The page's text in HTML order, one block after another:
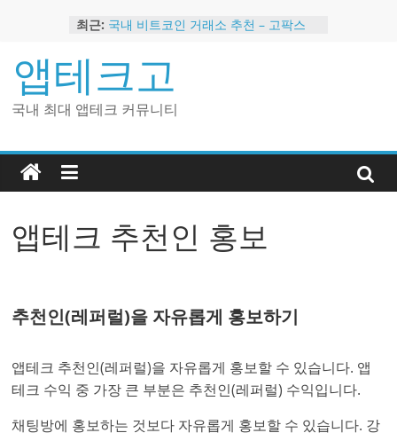
content
최근: 국내 비트코인 거래소 추천 – 고팍스
트
2024 강력히 추천하는 은행 멤버십 현
금 앱테크
해외 코인 거래소 추천 순위 BEST 2
앱테크고
국내 최대 앱테크 커뮤니티
앱테크 추천인 홍보
추천인(레퍼럴)을 자유롭게 홍보하기
앱테크 추천인(레퍼럴)을 자유롭게 홍보할 수 있습니다. 앱
테크 수익 중 가장 큰 부분은 추천인(레퍼럴) 수익입니다.
채팅방에 홍보하는 것보다 자유롭게 홍보할 수 있습니다. 강